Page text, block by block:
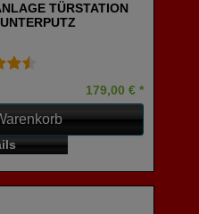
TÜRSTATION
179,00 € *